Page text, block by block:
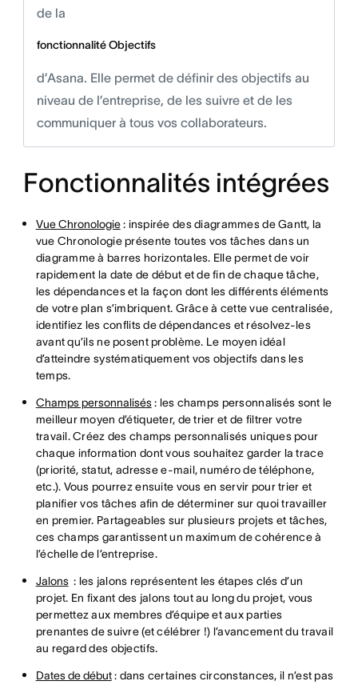
de la
fonctionnalité Objectifs
d’Asana. Elle permet de définir des objectifs au
niveau de l’entreprise, de les suivre et de les
communiquer à tous vos collaborateurs.
Fonctionnalités intégrées
Vue Chronologie: inspirée des diagrammes de Gantt, la
vue Chronologie présente toutes vos tâches dans un
diagramme à barres horizontales. Elle permet de voir
rapidement la date de début et de fin de chaque tâche,
les dépendances et la façon dont les différents éléments
de votre plan s’imbriquent. Grâce à cette vue centralisée,
identifiez les conflits de dépendances et résolvez-les
avant qu’ils ne posent problème. Le moyen idéal
d’atteindre systématiquement vos objectifs dans les
temps.
Champs personnalisés: les champs personnalisés sont le
meilleur moyen d’étiqueter, de trier et de filtrer votre
travail. Créez des champs personnalisés uniques pour
chaque information dont vous souhaitez garder la trace
(priorité, statut, adresse e-mail, numéro de téléphone,
etc.). Vous pourrez ensuite vous en servir pour trier et
planifier vos tâches afin de déterminer sur quoi travailler
en premier. Partageables sur plusieurs projets et tâches,
ces champs garantissent un maximum de cohérence à
l’échelle de l’entreprise.
Jalons: les jalons représentent les étapes clés d’un
projet. En fixant des jalons tout au long du projet, vous
permettez aux membres d’équipe et aux parties
prenantes de suivre (et célébrer !) l’avancement du travail
au regard des objectifs.
Dates de début: dans certaines circonstances, il n’est pas